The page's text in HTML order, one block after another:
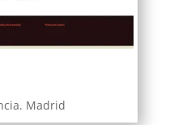
Madrid